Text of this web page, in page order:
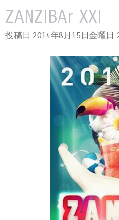
ZANZIBAr XXI
投稿日 2014年8月15日金曜日